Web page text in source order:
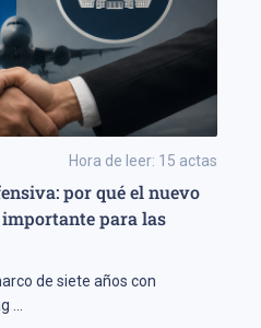
Hora de leer: 15 actas
por qué el nuevo
para las
de siete años con